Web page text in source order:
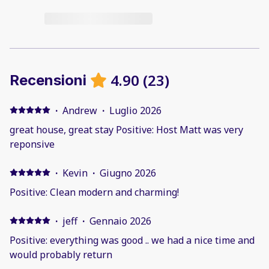
Recensioni 4.90 (23)
· Andrew · Luglio 2026
great house, great stay Positive: Host Matt was very
reponsive
· Kevin · Giugno 2026
Positive: Clean modern and charming!
· jeff · Gennaio 2026
Positive: everything was good .. we had a nice time and
would probably return